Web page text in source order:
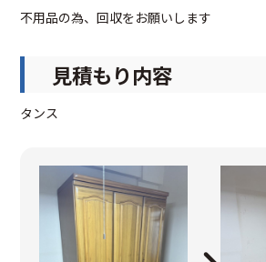
不用品の為、回収をお願いします
見積もり内容
タンス